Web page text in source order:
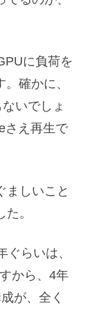
に負荷を
確かに、
いでしょ
さえ再生で
ましいこと
。
らいは、
から、4年
が、全く